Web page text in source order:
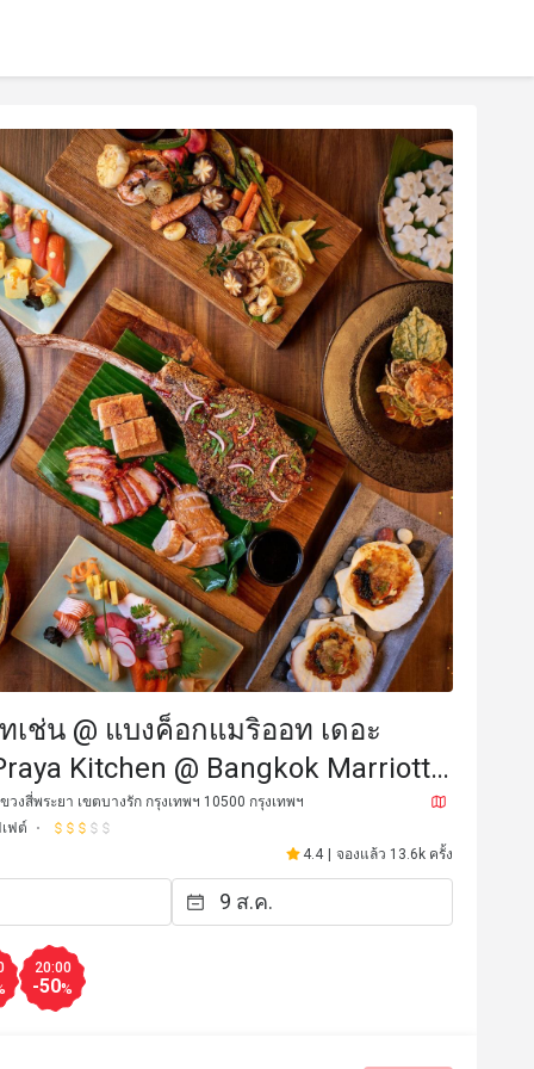
fantastic great … very fresh ….
with the great dining
extraordinary satisfactory
Khun Lek . I will surely be
A
a*************u
Amazing spread and
เช่น @ แบงค็อกแมริออท เดอะ
Kitchen @ Bangkok Marriott
Surawongse)
งสี่พระยา เขตบางรัก กรุงเทพฯ 10500 กรุงเทพฯ
ฟต์
4.4 จองแล้ว 13.6k ครั้ง
20:00
-50%